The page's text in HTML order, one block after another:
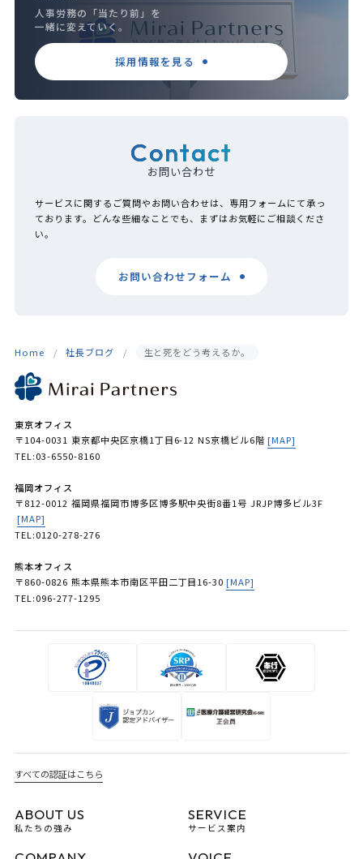
人事労務の「当たり前」を
一緒に変えていく。
採用情報を見る
Contact
お問い合わせ
サービスに関するご質問やお問い合わせは、専用フォームにて承っ
ております。どんな些細なことでも、まずはお気軽にご相談くださ
い。
お問い合わせフォーム
Home 社長ブログ 生と死をどう考えるか。
東京オフィス
〒104-0031 東京都中央区京橋1丁目6-12 NS京橋ビル6階 [MAP]
TEL:03-6550-8160
福岡オフィス
〒812-0012 福岡県福岡市博多区博多駅中央街8番1号 JRJP博多ビル3F
[MAP]
TEL:0120-278-276
熊本オフィス
〒860-0826 熊本県熊本市南区平田二丁目16-30 [MAP]
TEL:096-277-1295
すべての認証はこちら
ABOUT US
私たちの強み
SERVICE
サービス案内